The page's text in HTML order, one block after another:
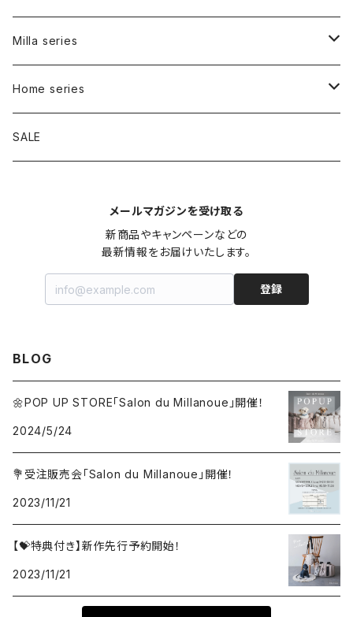
Carry bag
Inner bag
Milla series
Carry bag
Walk bag
Harness
Ribbon harness
Set item
Pouch
Set item
Home series
Bed
SALE
メールマガジンを受け取る
新商品やキャンペーンなどの
最新情報をお届けいたします。
登録
BLOG
🌼POP UP STORE「Salon du Millanoue」開催！
2024/5/24
💐受注販売会「Salon du Millanoue」開催！
2023/11/21
【💝特典付き】新作先行予約開始！
2023/11/21